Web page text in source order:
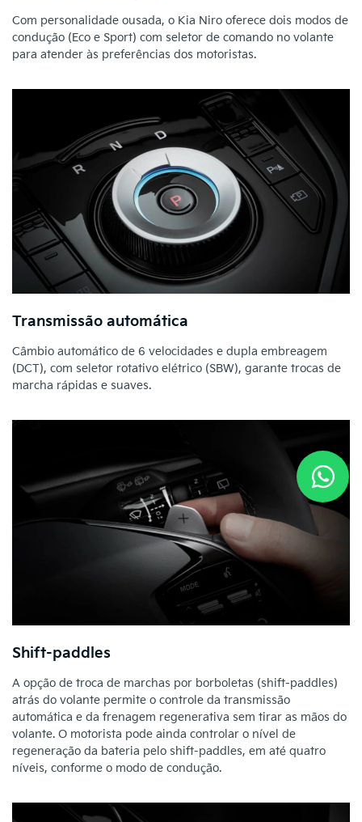
Com personalidade ousada, o Kia Niro oferece dois modos de
condução (Eco e Sport) com seletor de comando no volante
para atender às preferências dos motoristas.
Transmissão automática
Câmbio automático de 6 velocidades e dupla embreagem
(DCT), com seletor rotativo elétrico (SBW), garante trocas de
marcha rápidas e suaves.
Shift-paddles
A opção de troca de marchas por borboletas (shift-paddles)
atrás do volante permite o controle da transmissão
automática e da frenagem regenerativa sem tirar as mãos do
volante. O motorista pode ainda controlar o nível de
regeneração da bateria pelo shift-paddles, em até quatro
níveis, conforme o modo de condução.